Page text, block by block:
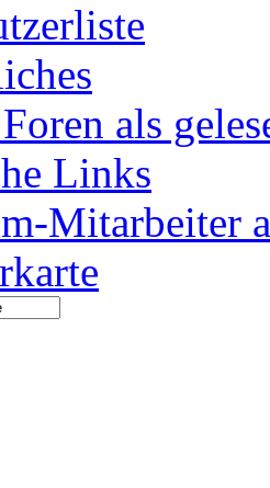
als
Links
Mitarbeiter